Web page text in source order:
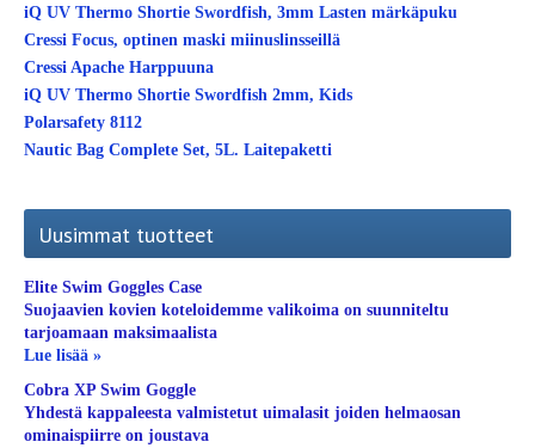
iQ UV Thermo Shortie Swordfish, 3mm Lasten märkäpuku
Cressi Focus, optinen maski miinuslinsseillä
Cressi Apache Harppuuna
iQ UV Thermo Shortie Swordfish 2mm, Kids
Polarsafety 8112
Nautic Bag Complete Set, 5L. Laitepaketti
Uusimmat tuotteet
Elite Swim Goggles Case
Suojaavien kovien koteloidemme valikoima on suunniteltu
tarjoamaan maksimaalista
Lue lisää »
Cobra XP Swim Goggle
Yhdestä kappaleesta valmistetut uimalasit joiden helmaosan
ominaispiirre on joustava